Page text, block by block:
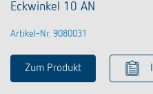
Eckwinkel 10 AN
Artikel-Nr. 9080031
Zum Produkt